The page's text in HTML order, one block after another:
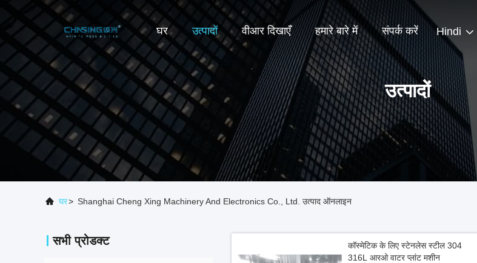
घर उत्पादों वीआर दिखाएँ हमारे बारे में संपर्क करें Hindi
उत्पादों
घर> Shanghai Cheng Xing Machinery And Electronics Co., Ltd. उत्पाद ऑनलाइन
सभी प्रोडक्ट
कॉस्मेटिक के लिए स्टेनलेस स्टील 304
316L आरओ वाटर प्लांट मशीन